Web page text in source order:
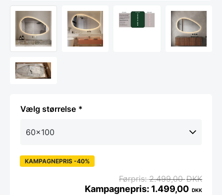
størrelse
KAMPAGNEPRIS -40%
2.499,00DKK
1.499,00 DKK